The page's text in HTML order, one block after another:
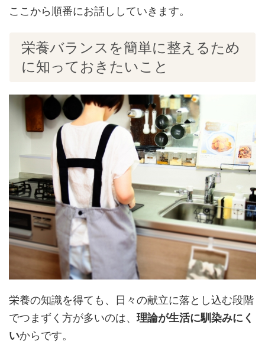
ここから順番にお話ししていきます。
栄養バランスを簡単に整えるため
に知っておきたいこと
栄養の知識を得ても、日々の献立に落とし込む段階
でつまずく方が多いのは、 理論が生活に馴染みにく
いからです。